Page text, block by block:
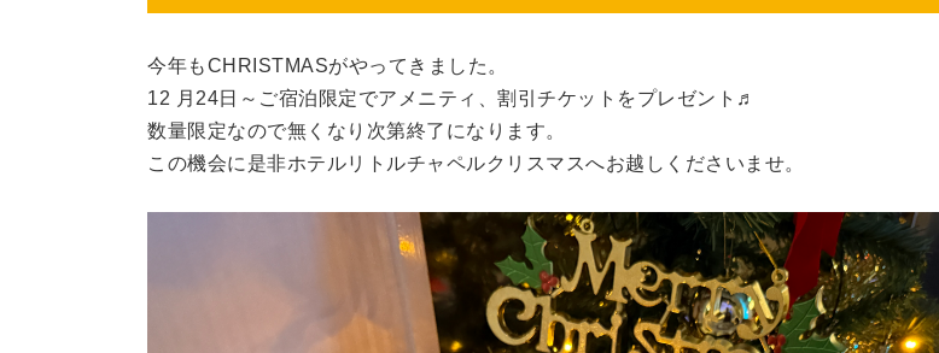
今年もCHRISTMASがやってきました。
12 月24日～ご宿泊限定でアメニティ、割引チケットをプレゼント♬
数量限定なので無くなり次第終了になります。
この機会に是非ホテルリトルチャペルクリスマスへお越しくださいませ。